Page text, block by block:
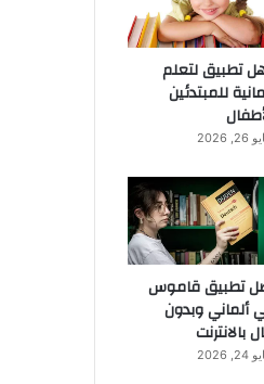
تطبيق لتعلم
للمبتدئين
2026
تطبيق قاموس
ألماني وبدون
بالانترنت
2026